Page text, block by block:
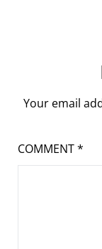
Your email
COMMENT*